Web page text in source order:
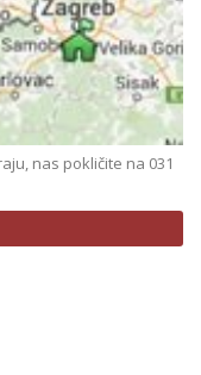
nas pokličite na 031